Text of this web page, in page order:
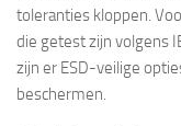
toleranties kloppen.
die getest zijn volgens
zijn er ESD-veilige
beschermen.